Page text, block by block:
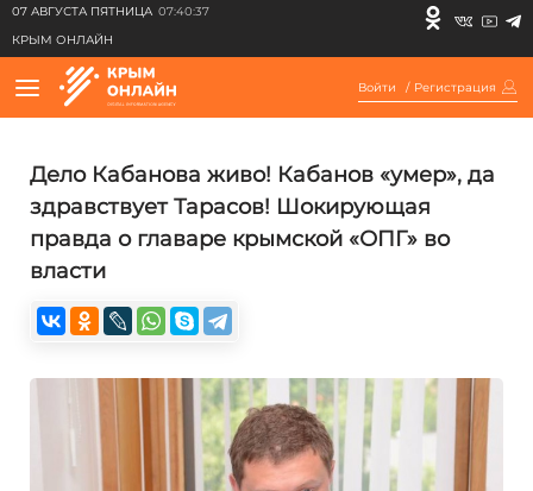
07 АВГУСТА ПЯТНИЦА 07:40:37
КРЫМ ОНЛАЙН
Войти / Регистрация
Дело Кабанова живо! Кабанов «умер», да
здравствует Тарасов! Шокирующая
правда о главаре крымской «ОПГ» во
власти